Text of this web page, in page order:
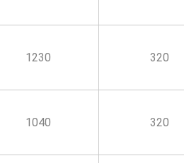
1230 320
1040 320